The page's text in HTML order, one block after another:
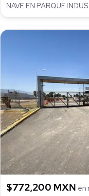
NAVE EN PARQUE
$772,200 MXN en